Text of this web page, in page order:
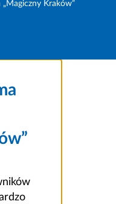
Kraków”